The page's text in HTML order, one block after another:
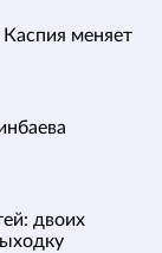
меняет
двоих